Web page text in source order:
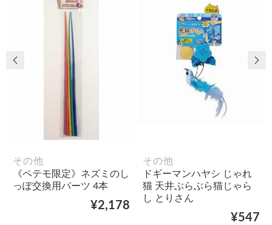
その他
《ペテモ限定》ネズミのし
っぽ交換用パーツ 4本
¥2,178
その他
ドギーマンハヤシ じゃれ
猫 天井ぶらぶら猫じゃら
し とりさん
¥547
前の画像 次